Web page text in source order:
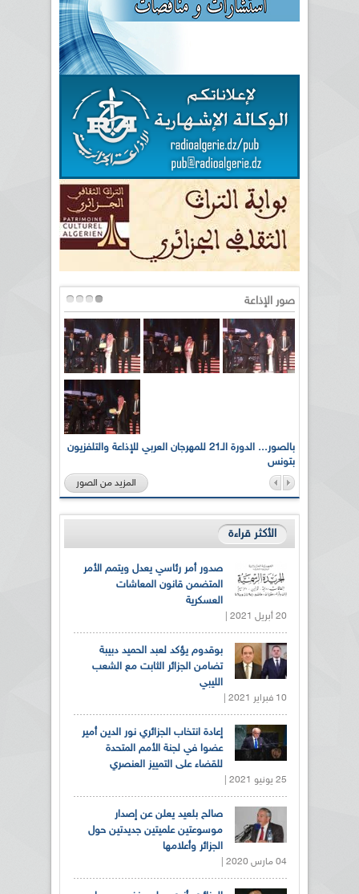
صور الإذاعة
بالصور... الدورة الـ21 للمهرجان العربي للإذاعة والتلفزيون
بتونس
المزيد من الصور
الأكثر قراءة
صدور أمر رئاسي يعدل ويتمم الأمر
المتضمن قانون المعاشات
العسكرية
20 أبريل 2021 |
بوقدوم يؤكد لعبد الحميد دبيبة
تضامن الجزائر الثابت مع الشعب
الليبي
10 فبراير 2021 |
إعادة انتخاب الجزائري نور الدين أمير
عضوا في لجنة الأمم المتحدة
للقضاء على التمييز العنصري
25 يونيو 2021 |
صالح بلعيد يعلن عن إصدار
موسوعتين علميتين جديدتين حول
الجزائر وأعلامها
04 مارس 2020 |